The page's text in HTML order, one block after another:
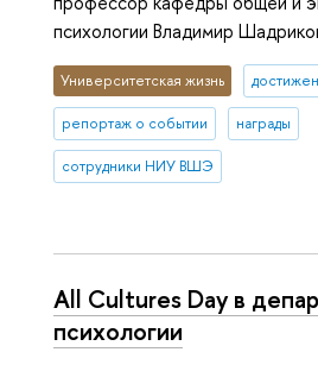
психологии Владимир
Университетская жизнь
репортаж о событии награды
сотрудники НИУ ВШЭ
All Cultures Day в
психологии